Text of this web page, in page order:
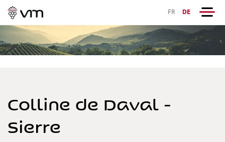
FR DE
Colline de Daval -
Sierre